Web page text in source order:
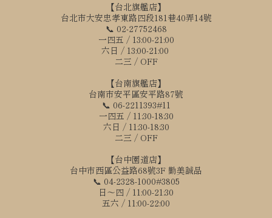
【台北旗艦店】
台北市大安忠孝東路四段181巷40弄14號
📞 02-27752468
一四五 / 13:00-21:00
六日 / 13:00-21:00
二三 / OFF
【台南旗艦店】
台南市安平區安平路87號
📞 06-2211393#11
一四五 / 11:30-18:30
六日 / 11:30-18:30
二三 / OFF
【台中園道店】
台中市西區公益路68號3F 勤美誠品
📞 04-2328-1000#3805
日～四 / 11:00-21:30
五六 / 11:00-22:00